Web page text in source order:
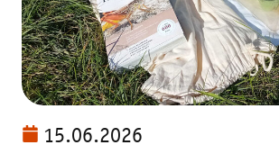
15.06.2026